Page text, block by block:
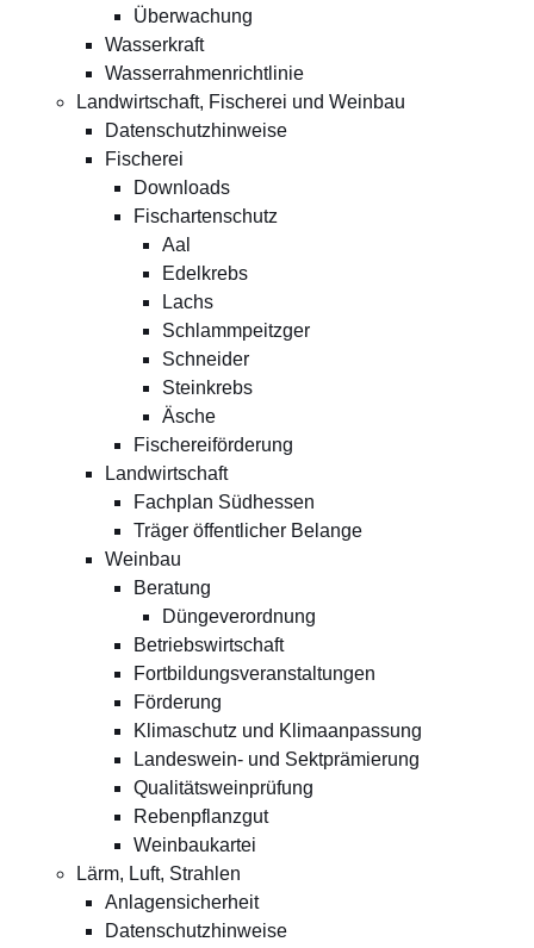
Überwachung
Wasserkraft
Wasserrahmenrichtlinie
Landwirtschaft, Fischerei und Weinbau
Datenschutzhinweise
Fischerei
Downloads
Fischartenschutz
Aal
Edelkrebs
Lachs
Schlammpeitzger
Schneider
Steinkrebs
Äsche
Fischereiförderung
Landwirtschaft
Fachplan Südhessen
Träger öffentlicher Belange
Weinbau
Beratung
Düngeverordnung
Betriebswirtschaft
Fortbildungsveranstaltungen
Förderung
Klimaschutz und Klimaanpassung
Landeswein- und Sektprämierung
Qualitätsweinprüfung
Rebenpflanzgut
Weinbaukartei
Lärm, Luft, Strahlen
Anlagensicherheit
Datenschutzhinweise